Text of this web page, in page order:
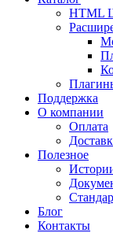
HTML
Поддержка
О компании
Оплата
Полезное
Блог
Контакты